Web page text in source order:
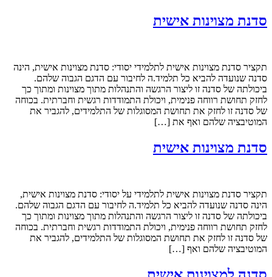
סדנת מצוינות אישית
תקציר סדנת מצוינות אישית לתלמידי יסודי: סדנת מצוינות אישית, הינה
סדנה שנועדה להביא כל תלמיד.ה לחיבור עם הדגם הגבוה שלהם.
ביכולתה של סדנה זו ליצור הרגשה והתנהלות מתוך מצוינות ומתוך כך
לחזק תחושת רווחה פנימית, ויכולת התמודדות רגשית וחברתית. בכוחה
של סדנה זו לחזק את תחושת המסוגלות של התלמידים, להגביר את
המוטיבציה שלהם ואף את […]
סדנת מצוינות אישית
תקציר סדנת מצוינות אישית לתלמידי על יסודי: סדנת מצוינות אישית,
הינה סדנה שנועדה להביא כל תלמיד.ה לחיבור עם הדגם הגבוה שלהם.
ביכולתה של סדנה זו ליצור הרגשה והתנהלות מתוך מצוינות ומתוך כך
לחזק תחושת רווחה פנימית, ויכולת התמודדות רגשית וחברתית. בכוחה
של סדנה זו לחזק את תחושת המסוגלות של התלמידים, להגביר את
המוטיבציה שלהם ואף […]